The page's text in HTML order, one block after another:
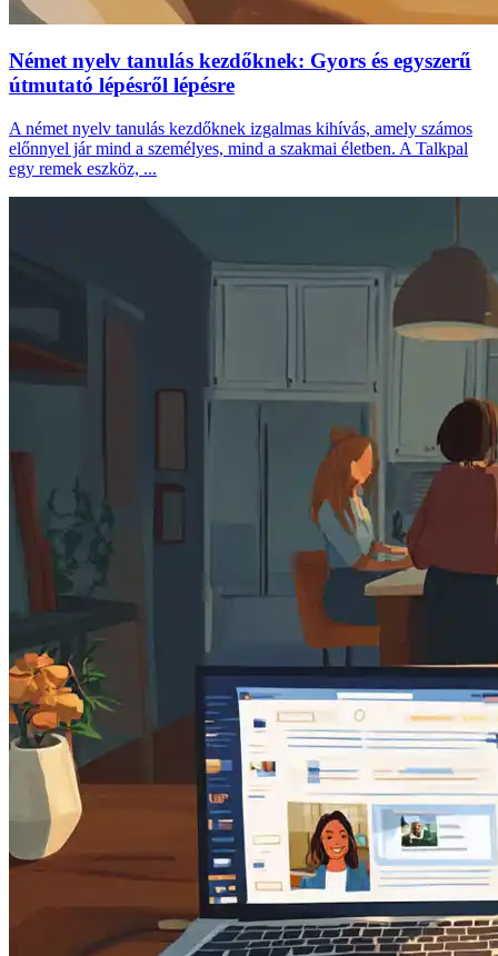
Német nyelv tanulás kezdőknek: Gyors és egyszerű
útmutató lépésről lépésre
A német nyelv tanulás kezdőknek izgalmas kihívás, amely számos
előnnyel jár mind a személyes, mind a szakmai életben. A Talkpal
egy remek eszköz, ...